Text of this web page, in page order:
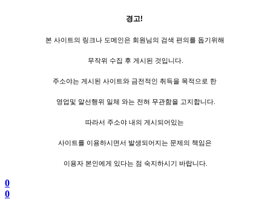
경고!
본 사이트의 링크나 도메인은 회원님의 검색 편의를 돕기위해
무작위 수집 후 게시된 것입니다.
주소야는 게시된 사이트와 금전적인 취득을 목적으로 한
영업및 알선행위 일체 와는 전혀 무관함을 고지합니다.
따라서 주소야 내의 게시되어있는
사이트를 이용하시면서 발생되어지는 문제의 책임은
이용자 본인에게 있다는 점 숙지하시기 바랍니다.
0
0